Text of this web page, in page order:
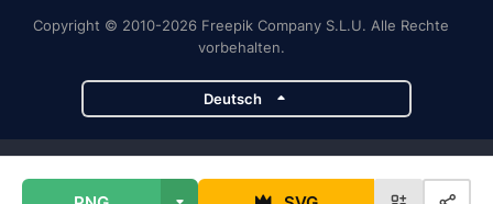
Copyright © 2010-2026 Freepik Company S.L.U. Alle Rechte
vorbehalten.
Deutsch